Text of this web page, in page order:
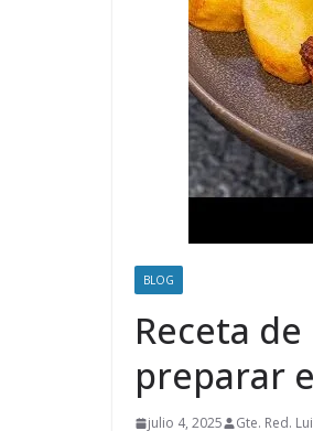
BLOG
Receta
preparar
julio 4, 2025 Gte. Red.